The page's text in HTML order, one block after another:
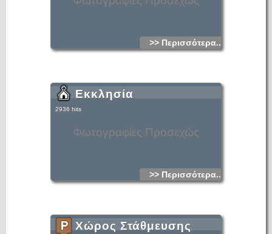
>> Περισσότερα...
Φωτογραφίες Προσεχώς
Εκκλησία
2936 hits
>> Περισσότερα...
Χώρος Στάθμευσης